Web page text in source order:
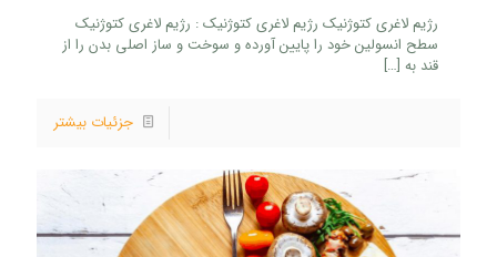
رژیم لاغری کتوژنیک رژیم لاغری کتوژنیک : رژیم لاغری کتوژنیک
سطح انسولین خود را پایین آورده و سوخت و ساز اصلی بدن را از
قند به […]
جزئیات بیشتر